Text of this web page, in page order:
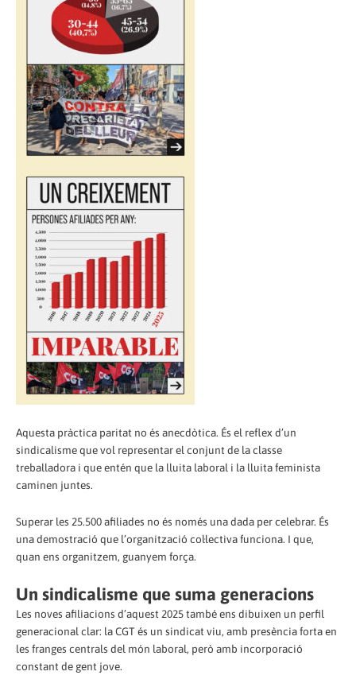
Aquesta pràctica paritat no és anecdòtica. És el reflex d’un
sindicalisme que vol representar el conjunt de la classe
treballadora i que entén que la lluita laboral i la lluita feminista
caminen juntes.
Superar les 25.500 afiliades no és només una dada per celebrar. És
una demostració que l’organització col·lectiva funciona. I que,
quan ens organitzem, guanyem força.
Un sindicalisme que suma generacions
Les noves afiliacions d’aquest 2025 també ens dibuixen un perfil
generacional clar: la CGT és un sindicat viu, amb presència forta en
les franges centrals del món laboral, però amb incorporació
constant de gent jove.